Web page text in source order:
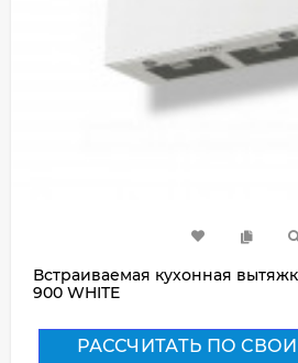
Встраиваемая кухонная
900 WHITE
РАССЧИТАТЬ ПО